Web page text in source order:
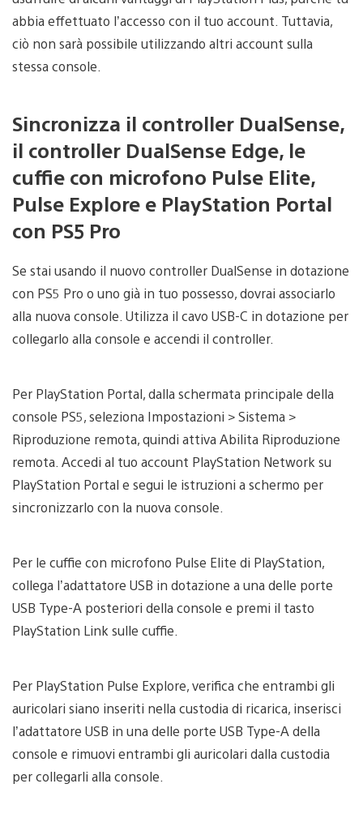
abbia effettuato l’accesso con il tuo account. Tuttavia,
ciò non sarà possibile utilizzando altri account sulla
stessa console.
Sincronizza il controller DualSense,
il controller DualSense Edge, le
cuffie con microfono Pulse Elite,
Pulse Explore e PlayStation Portal
con PS5 Pro
Se stai usando il nuovo controller DualSense in dotazione
con PS5 Pro o uno già in tuo possesso, dovrai associarlo
alla nuova console. Utilizza il cavo USB-C in dotazione per
collegarlo alla console e accendi il controller.
Per PlayStation Portal, dalla schermata principale della
console PS5, seleziona Impostazioni > Sistema >
Riproduzione remota, quindi attiva Abilita Riproduzione
remota. Accedi al tuo account PlayStation Network su
PlayStation Portal e segui le istruzioni a schermo per
sincronizzarlo con la nuova console.
Per le cuffie con microfono Pulse Elite di PlayStation,
collega l’adattatore USB in dotazione a una delle porte
USB Type-A posteriori della console e premi il tasto
PlayStation Link sulle cuffie.
Per PlayStation Pulse Explore, verifica che entrambi gli
auricolari siano inseriti nella custodia di ricarica, inserisci
l’adattatore USB in una delle porte USB Type-A della
console e rimuovi entrambi gli auricolari dalla custodia
per collegarli alla console.